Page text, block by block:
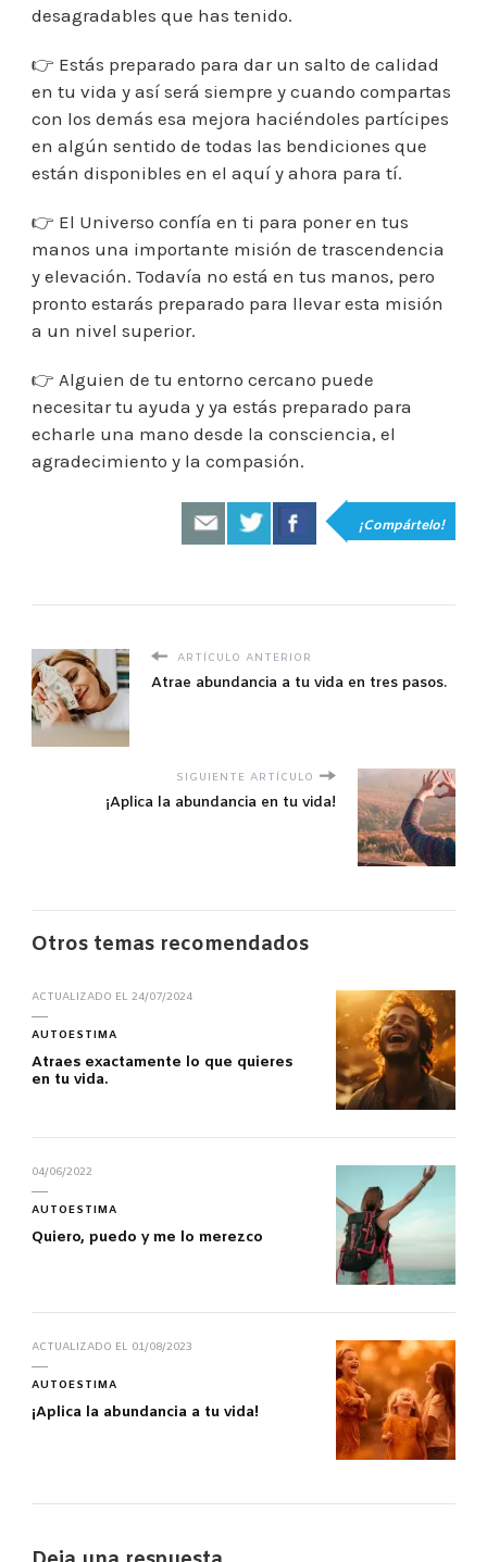
desagradables que has tenido.
👉 Estás preparado para dar un salto de calidad
en tu vida y así será siempre y cuando compartas
con los demás esa mejora haciéndoles partícipes
en algún sentido de todas las bendiciones que
están disponibles en el aquí y ahora para tí.
👉 El Universo confía en ti para poner en tus
manos una importante misión de trascendencia
y elevación. Todavía no está en tus manos, pero
pronto estarás preparado para llevar esta misión
a un nivel superior.
👉 Alguien de tu entorno cercano puede
necesitar tu ayuda y ya estás preparado para
echarle una mano desde la consciencia, el
agradecimiento y la compasión.
¡Compártelo!
ARTÍCULO ANTERIOR
Atrae abundancia a tu vida en tres pasos.
SIGUIENTE ARTÍCULO
¡Aplica la abundancia en tu vida!
Otros temas recomendados
ACTUALIZADO EL 24/07/2024
AUTOESTIMA
Atraes exactamente lo que quieres
en tu vida.
04/06/2022
AUTOESTIMA
Quiero, puedo y me lo merezco
ACTUALIZADO EL 01/08/2023
AUTOESTIMA
¡Aplica la abundancia a tu vida!